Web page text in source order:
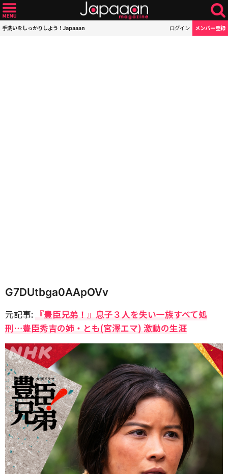
手洗いをしっかりしよう！Japaaan ログイン メンバー登録
G7DUtbga0AApOVv
元記事: 『豊臣兄弟！』息子３人を失い一族すべて処
刑…豊臣秀吉の姉・とも(宮澤エマ) 激動の生涯